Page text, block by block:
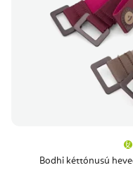
Bodhi kéttónusú